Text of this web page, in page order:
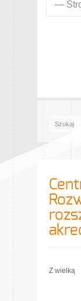
Z wielką